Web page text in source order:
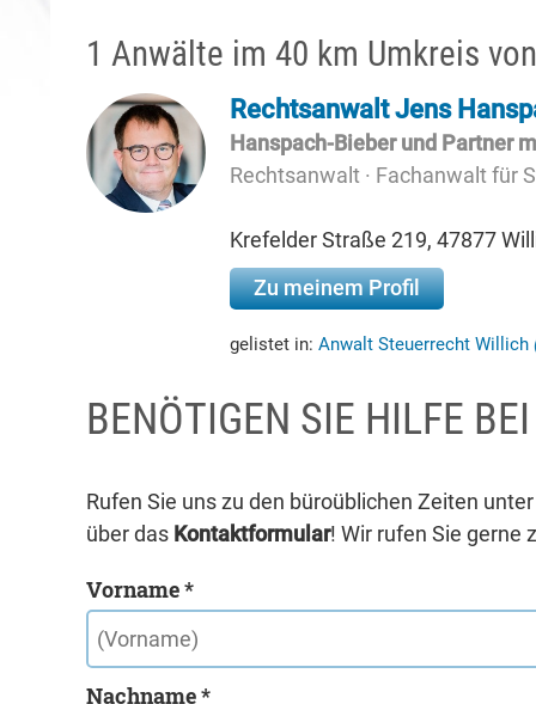
1 Anwälte im 40 km Umkreis
Rechtsanwalt Jens
Hanspach-Bieber und Partner
Rechtsanwalt · Fachanwalt für
Krefelder Straße 219, 47877
Zu meinem Profil
gelistet in: Anwalt Steuerrecht Willich
BENÖTIGEN SIE HILFE
Rufen Sie uns zu den büroüblichen Zeiten unter
über das Kontaktformular! Wir rufen Sie gerne
Vorname *
Nachname *